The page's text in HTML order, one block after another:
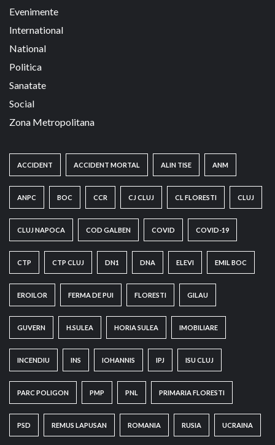
Evenimente
International
National
Politica
Sanatate
Social
Zona Metropolitana
ACCIDENT ACCIDENT MORTAL ALIN TISE ANM
ANPC BOC CCR CJ CLUJ CL FLORESTI CLUJ
CLUJ NAPOCA COD GALBEN COVID COVID-19
CTP CTP CLUJ DN1 DNA ELEVI EMIL BOC
EROILOR FERMA DE PUI FLORESTI GILAU
GUVERN H.SULEA HORIA SULEA IMOBILIARE
INCENDIU INS IOHANNIS IPJ ISU CLUJ
PARC POLIGON PMP PNL PRIMARIA FLORESTI
PSD REMUS LAPUSAN ROMANIA RUSIA UCRAINA